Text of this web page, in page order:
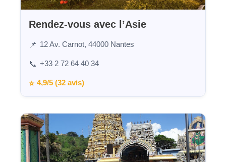
Rendez-vous avec l’Asie
📌 12 Av. Carnot, 44000 Nantes
📞 +33 2 72 64 40 34
⭐ 4,9/5 (32 avis)